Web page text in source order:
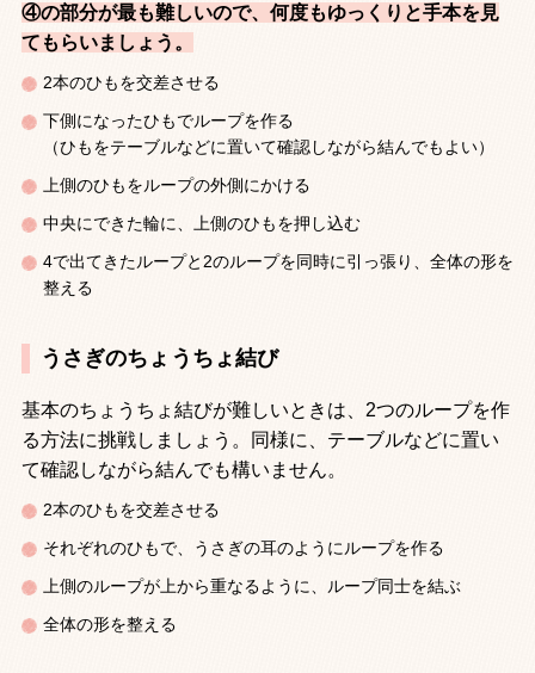
④の部分が最も難しいので、何度もゆっくりと手本を見
てもらいましょう。
2本のひもを交差させる
下側になったひもでループを作る
（ひもをテーブルなどに置いて確認しながら結んでもよい）
上側のひもをループの外側にかける
中央にできた輪に、上側のひもを押し込む
4で出てきたループと2のループを同時に引っ張り、全体の形を
整える
うさぎのちょうちょ結び
基本のちょうちょ結びが難しいときは、 2つのループを作
る方法に挑戦しましょう。同様に、テーブルなどに置い
て確認しながら結んでも構いません。
2本のひもを交差させる
それぞれのひもで、うさぎの耳のようにループを作る
上側のループが上から重なるように、ループ同士を結ぶ
全体の形を整える